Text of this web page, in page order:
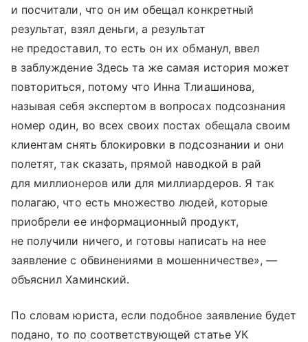
и посчитали, что он им обещал конкретный
результат, взял деньги, а результат
не предоставил, то есть он их обманул, ввел
в заблуждение Здесь та же самая история может
повториться, потому что Инна Тлиашинова,
называя себя экспертом в вопросах подсознания
номер один, во всех своих постах обещала своим
клиентам снять блокировки в подсознании и они
полетят, так сказать, прямой наводкой в рай
для миллионеров или для миллиардеров. Я так
полагаю, что есть множество людей, которые
приобрели ее информационный продукт,
не получили ничего, и готовы написать на нее
заявление с обвинениями в мошенничестве», —
объяснил Хаминский.
По словам юриста, если подобное заявление будет
подано, то по соответствующей статье УК